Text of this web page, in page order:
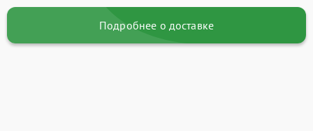
Подробнее о доставке